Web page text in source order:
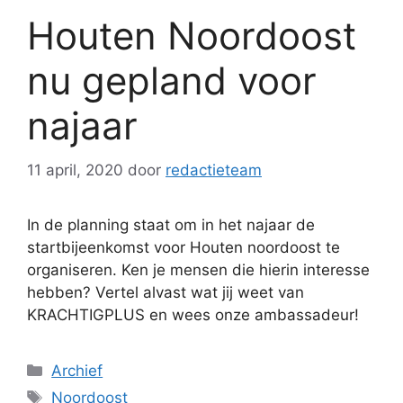
Houten Noordoost
nu gepland voor
najaar
11 april, 2020 door redactieteam
In de planning staat om in het najaar de
startbijeenkomst voor Houten noordoost te
organiseren. Ken je mensen die hierin interesse
hebben? Vertel alvast wat jij weet van
KRACHTIGPLUS en wees onze ambassadeur!
Categorieën
Archief
Tags
Noordoost